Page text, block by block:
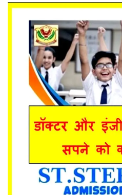
विचार सरोकार
खेल सरोकार
यात्री सरोकार
कर्मचारी सरोकार
कारोबार सरोकार
सेहत सरोकार